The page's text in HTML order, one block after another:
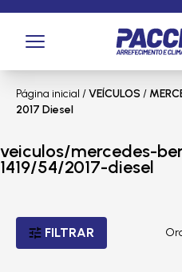
Página inicial /VEÍCULOS /
2017 Diesel
veiculos/mercedes-
1419/54/2017-diesel
FILTRAR